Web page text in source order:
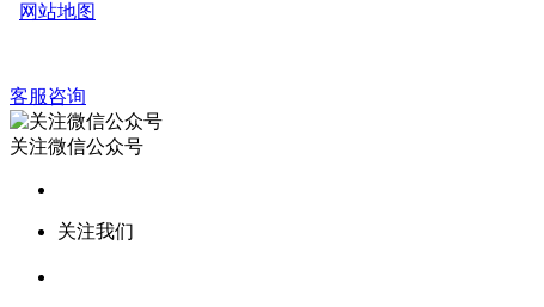
网站地图
客服咨询
关注微信公众号
关注我们